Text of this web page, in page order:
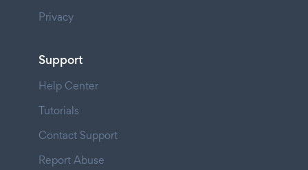
Privacy
Support
Help Center
Tutorials
Contact Support
Report Abuse